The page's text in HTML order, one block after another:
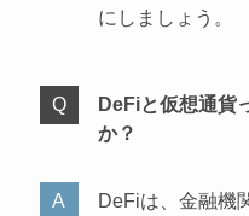
にしましょう。
DeFiと仮想通貨
か？
DeFiは、金融機